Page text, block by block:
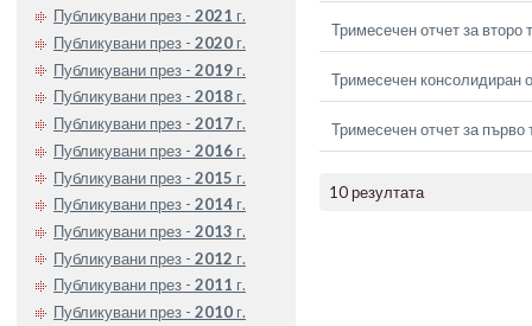
Публикувани през - 2021 г.
Публикувани през - 2020 г.
Публикувани през - 2019 г.
Публикувани през - 2018 г.
Публикувани през - 2017 г.
Публикувани през - 2016 г.
Публикувани през - 2015 г.
Публикувани през - 2014 г.
Публикувани през - 2013 г.
Публикувани през - 2012 г.
Публикувани през - 2011 г.
Публикувани през - 2010 г.
Тримесечен отчет за второ
Тримесечен консолидиран
Тримесечен отчет за
10 резултата